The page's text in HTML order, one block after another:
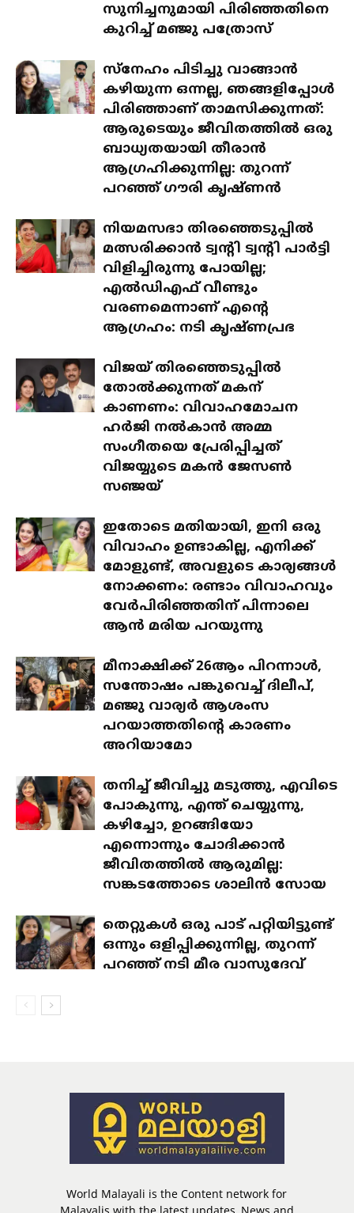
സുനിച്ചനുമായി പിരിഞ്ഞതിനെ
കുറിച്ച് മഞ്ജു പത്രോസ്
സ്‌നേഹം പിടിച്ചു വാങ്ങാൻ
കഴിയുന്ന ഒന്നല്ല, ഞങ്ങളിപ്പോൾ
പിരിഞ്ഞാണ് താമസിക്കുന്നത്:
ആരുടെയും ജീവിതത്തിൽ ഒരു
ബാധ്യതയായി തീരാൻ
ആഗ്രഹിക്കുന്നില്ല: തുറന്ന്
പറഞ്ഞ് ഗൗരി കൃഷ്ണൻ
നിയമസഭാ തിരഞ്ഞെടുപ്പിൽ
മത്സരിക്കാൻ ട്വന്റി ട്വന്റി പാർട്ടി
വിളിച്ചിരുന്നു പോയില്ല;
എൽഡിഎഫ് വീണ്ടും
വരണമെന്നാണ് എന്റെ
ആഗ്രഹം: നടി കൃഷ്ണപ്രഭ
വിജയ് തിരഞ്ഞെടുപ്പിൽ
തോൽക്കുന്നത് മകന്
കാണണം: വിവാഹമോചന
ഹർജി നൽകാൻ അമ്മ
സംഗീതയെ പ്രേരിപ്പിച്ചത്
വിജയ്യുടെ മകൻ ജേസൺ
സഞ്ജയ്
ഇതോടെ മതിയായി, ഇനി ഒരു
വിവാഹം ഉണ്ടാകില്ല, എനിക്ക്
മോളുണ്ട്, അവളുടെ കാര്യങ്ങൾ
നോക്കണം: രണ്ടാം വിവാഹവും
വേർപിരിഞ്ഞതിന് പിന്നാലെ
ആൻ മരിയ പറയുന്നു
മീനാക്ഷിക്ക് 26ആം പിറന്നാൾ,
സന്തോഷം പങ്കുവെച്ച് ദിലീപ്,
മഞ്ജു വാര്യർ ആശംസ
പറയാത്തതിന്റെ കാരണം
അറിയാമോ
തനിച്ച് ജീവിച്ചു മടുത്തു, എവിടെ
പോകുന്നു, എന്ത് ചെയ്യുന്നു,
കഴിച്ചോ, ഉറങ്ങിയോ
എന്നൊന്നും ചോദിക്കാൻ
ജീവിതത്തിൽ ആരുമില്ല:
സങ്കടത്തോടെ ശാലിൻ സോയ
തെറ്റുകൾ ഒരു പാട് പറ്റിയിട്ടുണ്ട്
ഒന്നും ഒളിപ്പിക്കുന്നില്ല, തുറന്ന്
പറഞ്ഞ് നടി മീര വാസുദേവ്
World Malayali is the Content network for
Malayalis with the latest updates, News and